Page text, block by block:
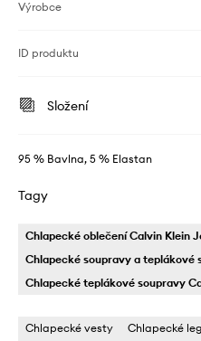
Výrobce
ID produktu
Složení
95 % Bavlna, 5 % Elastan
Tagy
Chlapecké oblečení Calvin Klein
Chlapecké soupravy a teplákové
Chlapecké teplákové soupravy
Chlapecké vesty Chlapecké